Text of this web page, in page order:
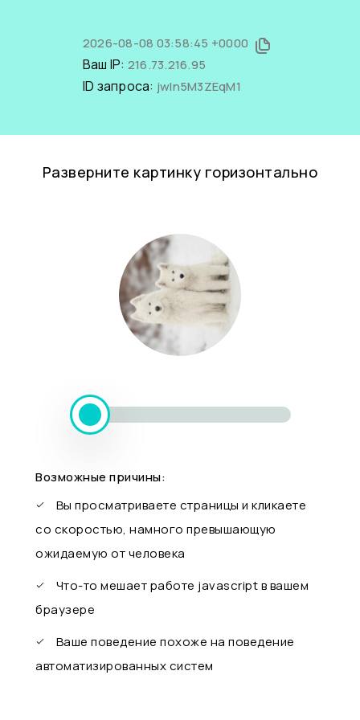
2026-08-08 03:58:45 +0000
Ваш IP: 216.73.216.95
ID запроса: jwIn5M3ZEqM1
Разверните картинку горизонтально
Возможные причины:
Вы просматриваете страницы и кликаете
со скоростью, намного превышающую
ожидаемую от человека
Что-то мешает работе javascript в вашем
браузере
Ваше поведение похоже на поведение
автоматизированных систем